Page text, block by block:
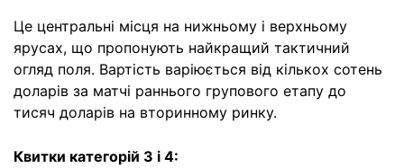
Це центральні місця на нижньому і верхньому
ярусах, що пропонують найкращий тактичний
огляд поля. Вартість варіюється від кількох сотень
доларів за матчі раннього групового етапу до
тисяч доларів на вторинному ринку.
Квитки категорій 3 і 4: